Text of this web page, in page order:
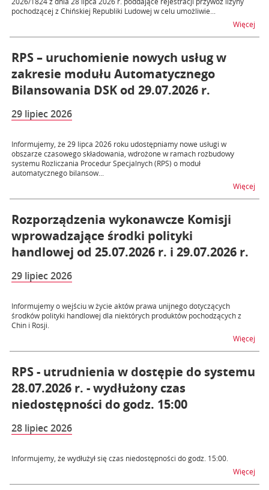
pochodzącej z Chińskiej Republiki Ludowej w celu umożliwie...
Więcej
RPS – uruchomienie nowych usług w
zakresie modułu Automatycznego
Bilansowania DSK od 29.07.2026 r.
29 lipiec 2026
Informujemy, że 29 lipca 2026 roku udostępniamy nowe usługi w
obszarze czasowego składowania, wdrożone w ramach rozbudowy
systemu Rozliczania Procedur Specjalnych (RPS) o moduł
automatycznego bilansow...
Więcej
Rozporządzenia wykonawcze Komisji
wprowadzające środki polityki
handlowej od 25.07.2026 r. i 29.07.2026 r.
29 lipiec 2026
Informujemy o wejściu w życie aktów prawa unijnego dotyczących
środków polityki handlowej dla niektórych produktów pochodzących z
Chin i Rosji.
Więcej
RPS - utrudnienia w dostępie do systemu
28.07.2026 r. - wydłużony czas
niedostępności do godz. 15:00
28 lipiec 2026
Informujemy, że wydłużył się czas niedostępności do godz. 15:00.
Więcej